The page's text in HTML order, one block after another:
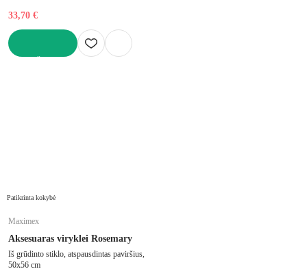
33,70 €
Patikrinta kokybė
Maximex
Aksesuaras viryklei Rosemary
Iš grūdinto stiklo, atspausdintas paviršius,
50x56 cm